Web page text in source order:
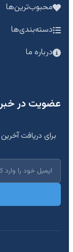
محبوب‌ترین‌ها
دسته‌بندی‌ها
درباره ما
عضویت در
برای دریافت